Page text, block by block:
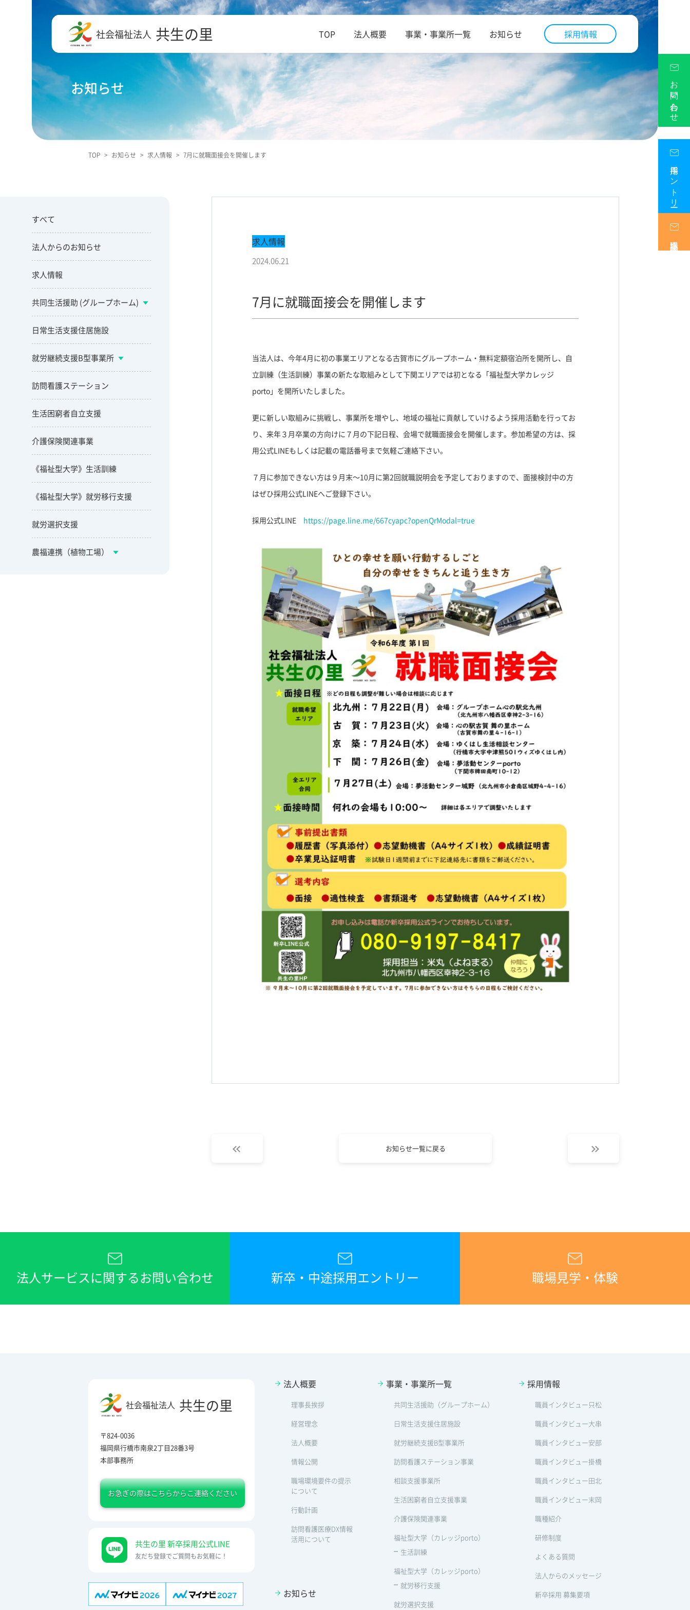
社会福祉法人 共生の里 TOP 法人概要 事業・事業所一覧 お知らせ 採用情報
お知らせ
TOP > お知らせ > 求人情報 > 7月に就職面接会を開催します
すべて
法人からのお知らせ
求人情報
共同生活援助 (グループホーム)
日常生活支援住居施設
就労継続支援B型事業所
訪問看護ステーション
生活困窮者自立支援
介護保険関連事業
《福祉型大学》生活訓練
《福祉型大学》就労移行支援
就労選択支援
農福連携（植物工場）
求人情報
2024.06.21
7月に就職面接会を開催します
当法人は、今年4月に初の事業エリアとなる古賀市にグループホーム・無料定額宿泊所を開所し、自
立訓練（生活訓練）事業の新たな取組みとして下関エリアでは初となる「福祉型大学カレッジ
porto」を開所いたしました。
更に新しい取組みに挑戦し、事業所を増やし、地域の福祉に貢献していけるよう採用活動を行ってお
り、来年３月卒業の方向けに７月の下記日程、会場で就職面接会を開催します。参加希望の方は、採
用公式LINEもしくは記載の電話番号まで気軽ご連絡下さい。
７月に参加できない方は９月末～10月に第2回就職説明会を予定しておりますので、面接検討中の方
はぜひ採用公式LINEへご登録下さい。
採用公式LINE https://page.line.me/667cyapc?openQrModal=true
お知らせ一覧に戻る
法人サービスに関するお問い合わせ 新卒・中途採用エントリー 職場見学・体験
お問い合わせ
採用エントリー
社会福祉法人 共生の里
〒824-0036
福岡県行橋市南泉2丁目28番3号
本部事務所
お急ぎの際はこちらからこ連絡ください
共生の里 新卒採用公式LINE
友だち登録でご質問もお気軽に！
法人概要
理事長挨拶
経営理念
法人概要
情報公開
職場環境要件の提示
について
行動計画
訪問看護医療DX情報
活用について
事業・事業所一覧
共同生活援助（グループホーム）
日常生活支援住居施設
就労継続支援B型事業所
訪問看護ステーション事業
相談支援事業所
生活困窮者自立支援事業
介護保険関連事業
福祉型大学（カレッジporto）
生活訓練
福祉型大学（カレッジporto）
就労移行支援
就労選択支援
お知らせ
採用情報
職員インタビュー只松
職員インタビュー大串
職員インタビュー安部
職員インタビュー掛橋
職員インタビュー田北
職員インタビュー末岡
職種紹介
研修制度
よくある質問
法人からのメッセージ
新卒採用 募集要項